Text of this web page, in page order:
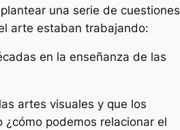
una serie de cuestiones
arte estaban trabajando:
en la enseñanza de las
artes visuales y que los
podemos relacionar el